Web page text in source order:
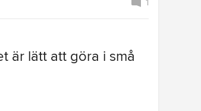
1
är lätt att göra i små